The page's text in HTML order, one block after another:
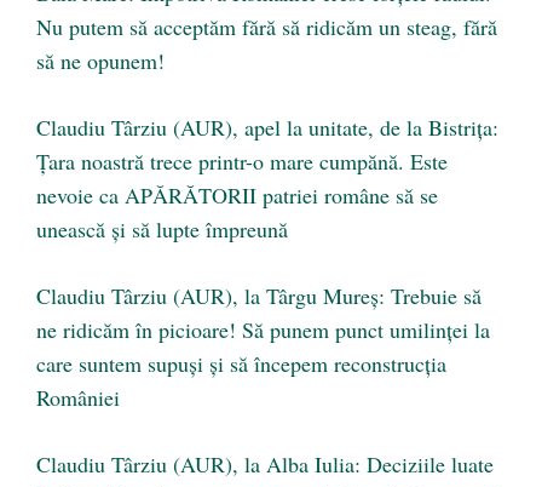
Nu putem să acceptăm fără să ridicăm un steag, fără
să ne opunem!
Claudiu Târziu (AUR), apel la unitate, de la Bistrița:
Țara noastră trece printr-o mare cumpănă. Este
nevoie ca APĂRĂTORII patriei române să se
unească și să lupte împreună
Claudiu Târziu (AUR), la Târgu Mureș: Trebuie să
ne ridicăm în picioare! Să punem punct umilinței la
care suntem supuși și să începem reconstrucția
României
Claudiu Târziu (AUR), la Alba Iulia: Deciziile luate